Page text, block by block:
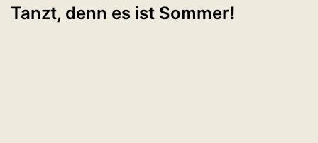
Tanzt, denn es ist Sommer!